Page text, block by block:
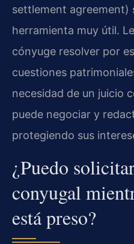
settlement agreement)
herramienta muy útil.
cónyuge resolver por
cuestiones
necesidad de un juicio
puede negociar y
protegiendo sus
¿Puedo
conyugal
está preso?